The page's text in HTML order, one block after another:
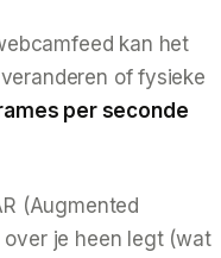
kan het
of fysieke
per seconde
(Augmented
je heen legt (wat